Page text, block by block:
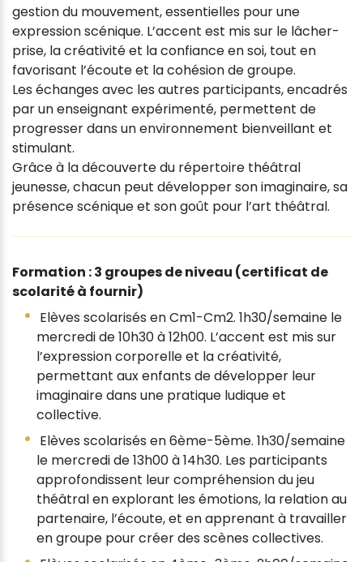
gestion du mouvement, essentielles pour une
expression scénique. L’accent est mis sur le lâcher-
prise, la créativité et la confiance en soi, tout en
favorisant l’écoute et la cohésion de groupe.
Les échanges avec les autres participants, encadrés
par un enseignant expérimenté, permettent de
progresser dans un environnement bienveillant et
stimulant.
Grâce à la découverte du répertoire théâtral
jeunesse, chacun peut développer son imaginaire, sa
présence scénique et son goût pour l’art théâtral.
Formation : 3 groupes de niveau (certificat de
scolarité à fournir)
Elèves scolarisés en Cm1-Cm2. 1h30/semaine le
mercredi de 10h30 à 12h00. L’accent est mis sur
l’expression corporelle et la créativité,
permettant aux enfants de développer leur
imaginaire dans une pratique ludique et
collective.
Elèves scolarisés en 6ème-5ème. 1h30/semaine
le mercredi de 13h00 à 14h30. Les participants
approfondissent leur compréhension du jeu
théâtral en explorant les émotions, la relation au
partenaire, l’écoute, et en apprenant à travailler
en groupe pour créer des scènes collectives.